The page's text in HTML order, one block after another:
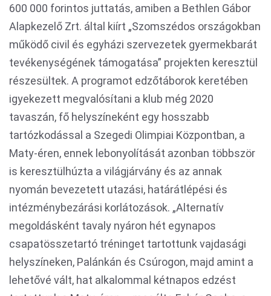
600 000 forintos juttatás, amiben a Bethlen Gábor
Alapkezelő Zrt. által kiírt „Szomszédos országokban
működő civil és egyházi szervezetek gyermekbarát
tevékenységének támogatása” projekten keresztül
részesültek. A programot edzőtáborok keretében
igyekezett megvalósítani a klub még 2020
tavaszán, fő helyszíneként egy hosszabb
tartózkodással a Szegedi Olimpiai Központban, a
Maty-éren, ennek lebonyolítását azonban többször
is keresztülhúzta a világjárvány és az annak
nyomán bevezetett utazási, határátlépési és
intézménybezárási korlátozások. „Alternatív
megoldásként tavaly nyáron hét egynapos
csapatösszetartó tréninget tartottunk vajdasági
helyszíneken, Palánkán és Csúrogon, majd amint a
lehetővé vált, hat alkalommal kétnapos edzést